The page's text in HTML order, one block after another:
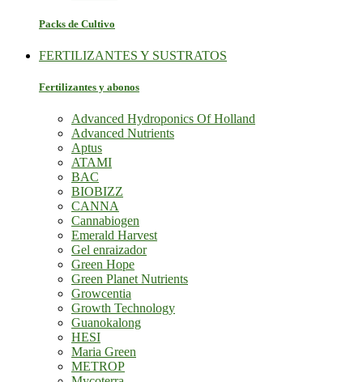
Packs de Cultivo
FERTILIZANTES Y SUSTRATOS
Fertilizantes y abonos
Advanced Hydroponics Of Holland
Advanced Nutrients
Aptus
ATAMI
BAC
BIOBIZZ
CANNA
Cannabiogen
Emerald Harvest
Gel enraizador
Green Hope
Green Planet Nutrients
Growcentia
Growth Technology
Guanokalong
HESI
Maria Green
METROP